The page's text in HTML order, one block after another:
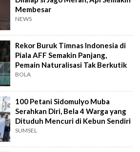
Membesar
NEWS
Rekor Buruk Timnas Indonesia di
Piala AFF Semakin Panjang,
Pemain Naturalisasi Tak Berkutik
BOLA
100 Petani Sidomulyo Muba
Serahkan Diri, Bela 4 Warga yang
Dituduh Mencuri di Kebun Sendiri
SUMSEL